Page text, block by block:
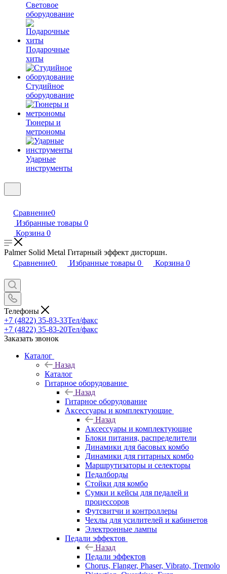
Световое
оборудование
Подарочные
хиты
Студийное
оборудование
Тюнеры и
метрономы
Ударные
инструменты
Сравнение0
Избранные товары 0
Корзина 0
Palmer Solid Metal Гитарный эффект дисторшн.
Сравнение0 Избранные товары 0 Корзина 0
Телефоны
+7 (4822) 35-83-33Тел/факс
+7 (4822) 35-83-20Тел/факс
Заказать звонок
Каталог
Назад
Каталог
Гитарное оборудование
Назад
Гитарное оборудование
Аксессуары и комплектующие
Назад
Аксессуары и комплектующие
Блоки питания, распределители
Динамики для басовых комбо
Динамики для гитарных комбо
Маршрутизаторы и селекторы
Педалборды
Стойки для комбо
Сумки и кейсы для педалей и
процессоров
Футсвитчи и контроллеры
Чехлы для усилителей и кабинетов
Электронные лампы
Педали эффектов
Назад
Педали эффектов
Chorus, Flanger, Phaser, Vibrato, Tremolo